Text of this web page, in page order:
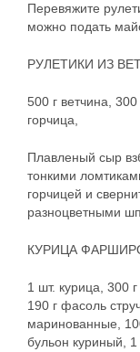
Перевяжите
можно подать
РУЛЕТИКИ ИЗ
500 г ветчина,
горчица,
Плавленый сыр
тонкими
горчицей и
разноцветными
КУРИЦА
1 шт. курица, 300
190 г фасоль
маринованные,
бульон куриный,